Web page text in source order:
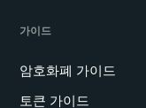
가이드
암호화폐 가이드
토큰 가이드